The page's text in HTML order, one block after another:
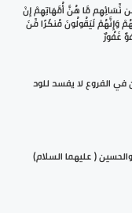
نِّسَائِهِم مَّا هُنَّ أُمَّهَاتِهِمْ إِنْ
وَإِنَّهُمْ لَيَقُولُونَ مُنكَرًا مِّنَ
غَفُورٌ
في الفروع لا يفسد للود
( عليهما السلام)